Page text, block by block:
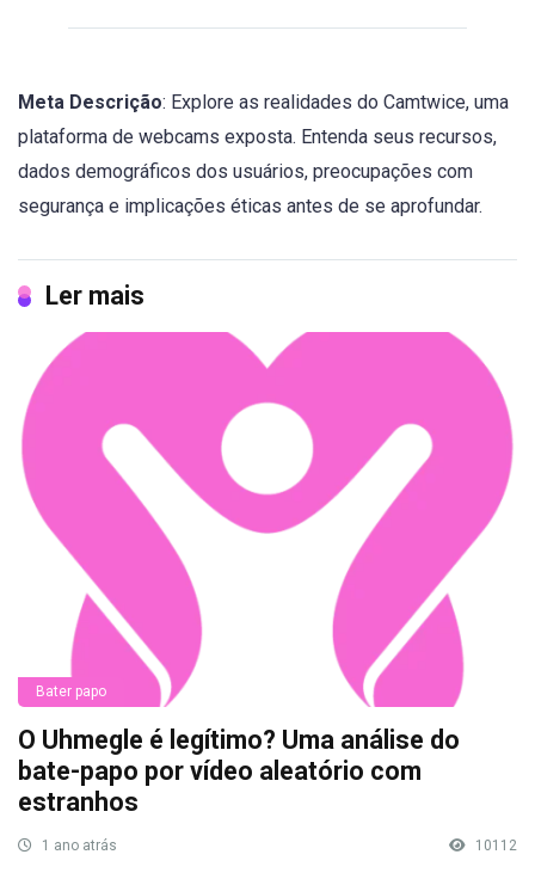
Meta Descrição: Explore as realidades do Camtwice, uma
plataforma de webcams exposta. Entenda seus recursos,
dados demográficos dos usuários, preocupações com
segurança e implicações éticas antes de se aprofundar.
Ler mais
Bater papo
O Uhmegle é legítimo? Uma análise do
bate-papo por vídeo aleatório com
estranhos
1 ano atrás 10112